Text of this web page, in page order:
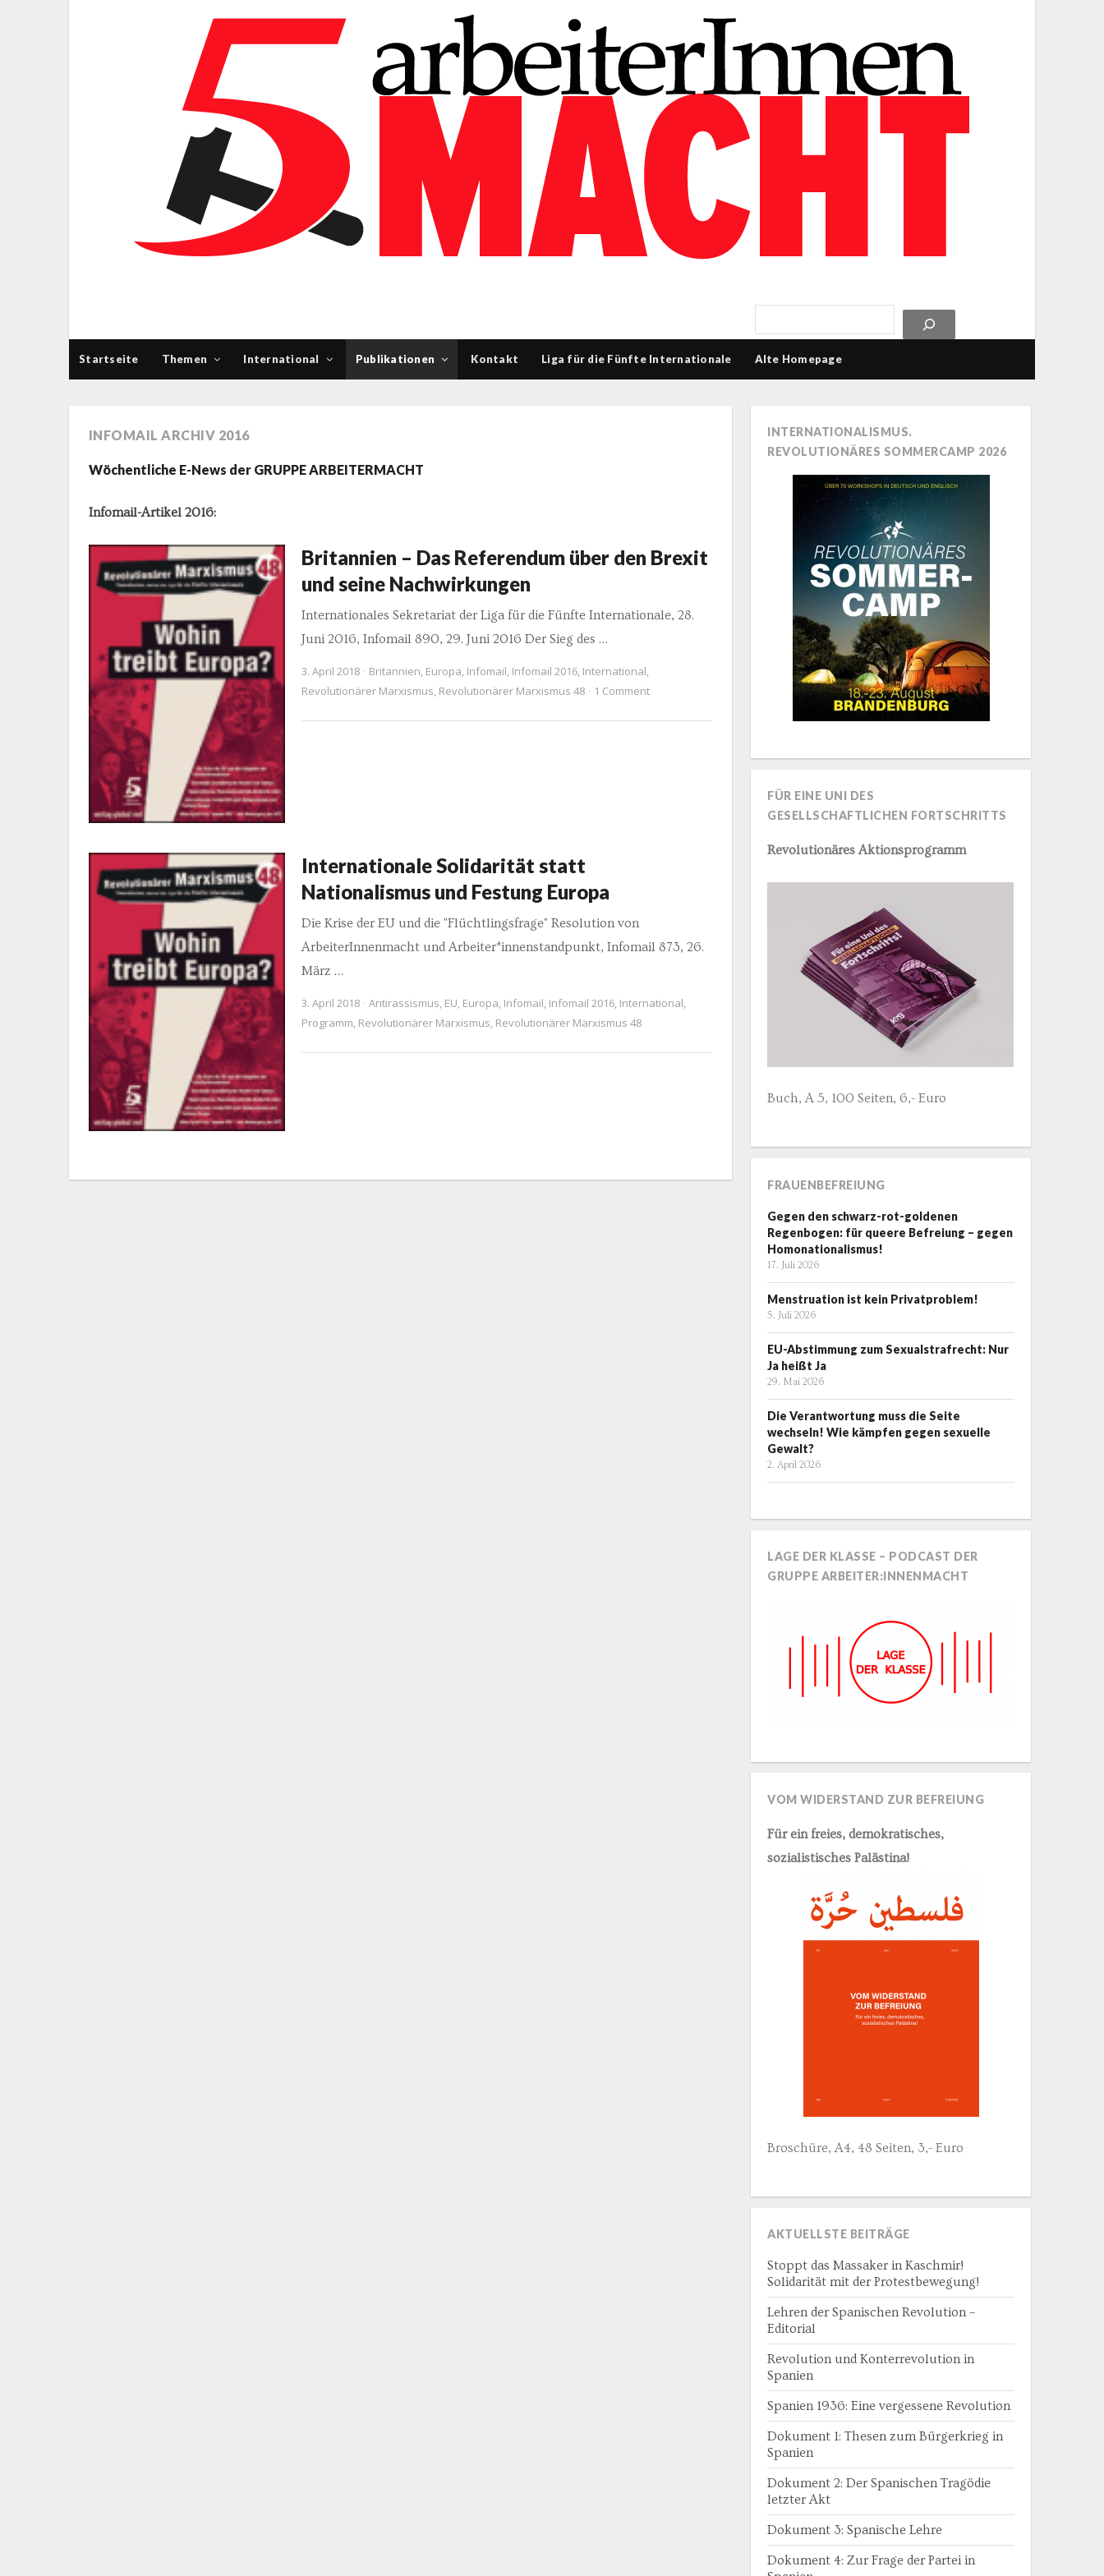
Startseite Themen International Publikationen Kontakt Liga für die Fünfte Internationale Alte Homepage
INFOMAIL ARCHIV 2016
Wöchentliche E-News der GRUPPE ARBEITERMACHT
Infomail-Artikel 2016:
Britannien – Das Referendum über den Brexit
und seine Nachwirkungen
Internationales Sekretariat der Liga für die Fünfte Internationale, 28.
Juni 2016, Infomail 890, 29. Juni 2016 Der Sieg des …
3. April 2018 Britannien Europa Infomail Infomail 2016 International
Revolutionärer Marxismus Revolutionärer Marxismus 48 1 Comment
Internationale Solidarität statt
Nationalismus und Festung Europa
Die Krise der EU und die "Flüchtlingsfrage" Resolution von
ArbeiterInnenmacht und Arbeiter*innenstandpunkt, Infomail 873, 26.
März …
3. April 2018 Antirassismus, EU, Europa, Infomail, Infomail 2016, International,
Programm, Revolutionärer Marxismus, Revolutionärer Marxismus 48
INTERNATIONALISMUS.
REVOLUTIONÄRES SOMMERCAMP 2026
FÜR EINE UNI DES
GESELLSCHAFTLICHEN FORTSCHRITTS
Revolutionäres Aktionsprogramm
Buch, A 5, 100 Seiten, 6,- Euro
FRAUENBEFREIUNG
Gegen den schwarz-rot-goldenen
Regenbogen: für queere Befreiung – gegen
Homonationalismus!
17. Juli 2026
Menstruation ist kein Privatproblem!
5. Juli 2026
EU-Abstimmung zum Sexualstrafrecht: Nur
Ja heißt Ja
29. Mai 2026
Die Verantwortung muss die Seite
wechseln! Wie kämpfen gegen sexuelle
Gewalt?
2. April 2026
LAGE DER KLASSE – PODCAST DER
GRUPPE ARBEITER:INNENMACHT
VOM WIDERSTAND ZUR BEFREIUNG
Für ein freies, demokratisches,
sozialistisches Palästina!
Broschüre, A4, 48 Seiten, 3,- Euro
AKTUELLSTE BEITRÄGE
Stoppt das Massaker in Kaschmir!
Solidarität mit der Protestbewegung!
Lehren der Spanischen Revolution –
Editorial
Revolution und Konterrevolution in
Spanien
Spanien 1936: Eine vergessene Revolution
Dokument 1: Thesen zum Bürgerkrieg in
Spanien
Dokument 2: Der Spanischen Tragödie
letzter Akt
Dokument 3: Spanische Lehre
Dokument 4: Zur Frage der Partei in